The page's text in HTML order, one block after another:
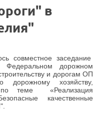
в
совместное заседание
Федеральном дорожном
и дорогам ОП
хозяйству,
теме «Реализация
качественные